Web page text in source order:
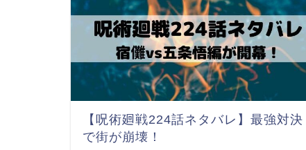
【呪術廻戦224話ネタバレ】最強対決
で街が崩壊！